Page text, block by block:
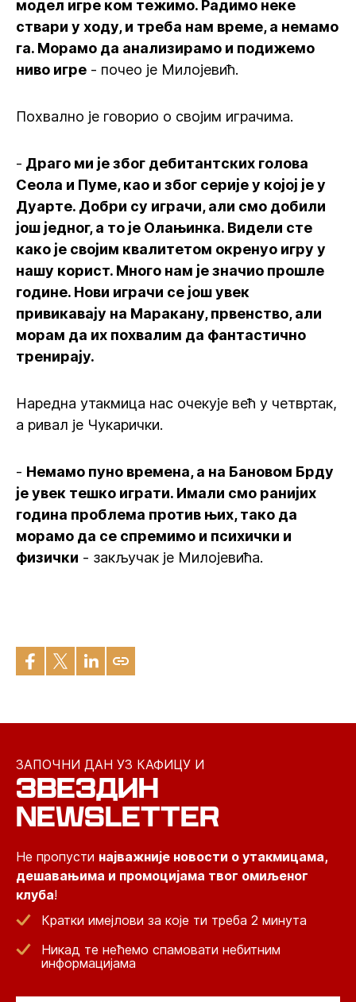
модел игре ком тежимо. Радимо неке
ствари у ходу, и треба нам време, а немамо
га. Морамо да анализирамо и подижемо
ниво игре - почео је Милојевић.
Похвално је говорио о својим играчима.
- Драго ми је због дебитантских голова
Сеола и Пуме, као и због серије у којој је у
Дуарте. Добри су играчи, али смо добили
још једног, а то је Олањинка. Видели сте
како је својим квалитетом окренуо игру у
нашу корист. Много нам је значио прошле
године. Нови играчи се још увек
привикавају на Маракану, првенство, али
морам да их похвалим да фантастично
тренирају.
Наредна утакмица нас очекује већ у четвртак,
а ривал је Чукарички.
- Немамо пуно времена, а на Бановом Брду
је увек тешко играти. Имали смо ранијих
година проблема против њих, тако да
морамо да се спремимо и психички и
физички - закључак је Милојевића.
ЗАПОЧНИ ДАН УЗ КАФИЦУ И
ЗВЕЗДИН
NEWSLETTER
Не пропусти најважније новости о утакмицама,
дешавањима и промоцијама твог омиљеног
клуба!
Кратки имејлови за које ти треба 2 минута
Никад те нећемо спамовати небитним
информацијама